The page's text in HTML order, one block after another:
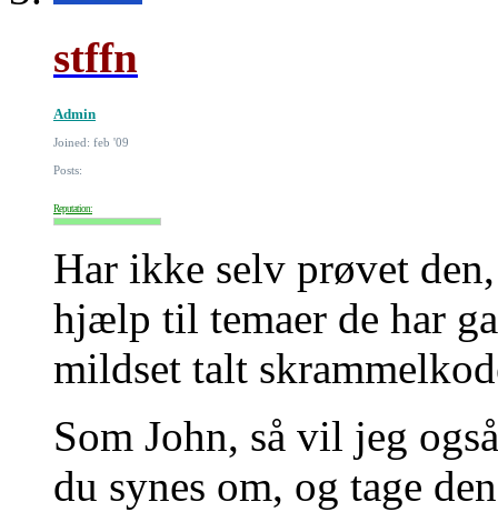
stffn
Admin
Joined: feb '09
Posts:
Reputation:
Har ikke selv prøvet
hjælp til temaer de har
mildset talt
Som John, så vil jeg
du synes om, og tage